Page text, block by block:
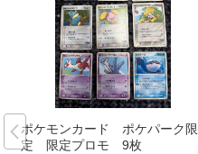
ポケモンカード ポケパーク限
定 限定プロモ 9枚